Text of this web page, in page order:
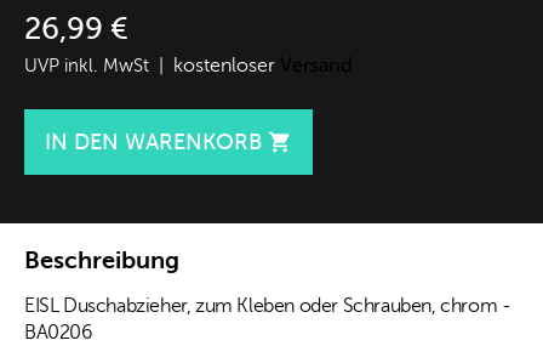
26,99 €
UVP inkl. MwSt | kostenloser
IN DEN WARENKORB 
Beschreibung
EISL Duschabzieher, zum Kleben oder Schrauben, chrom -
BA0206